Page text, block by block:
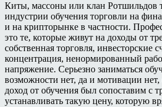
Киты, массоны или клан Ротшильдов
индустрии обучения торговли на
и на крипторынке в частности.
это те, которые живут на доходы от
собственная торговля,
концентрация, ненормированный
напряжение. Серьезно заниматься
возможности нет, да и мотивации
доход от обучения был сопоставим с
устанавливать такую цену, которую